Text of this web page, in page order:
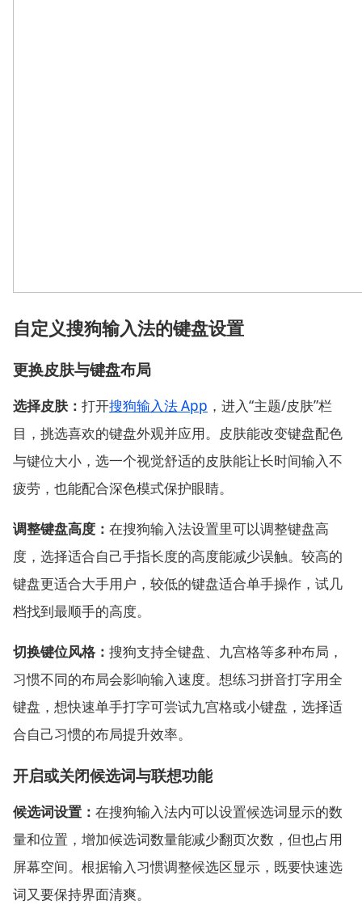
自定义搜狗输入法的键盘设置
更换皮肤与键盘布局
选择皮肤： 打开搜狗输入法 App ，进入“主题/皮肤”栏
目，挑选喜欢的键盘外观并应用。皮肤能改变键盘配色
与键位大小，选一个视觉舒适的皮肤能让长时间输入不
疲劳，也能配合深色模式保护眼睛。
调整键盘高度： 在搜狗输入法设置里可以调整键盘高
度，选择适合自己手指长度的高度能减少误触。较高的
键盘更适合大手用户，较低的键盘适合单手操作，试几
档找到最顺手的高度。
切换键位风格： 搜狗支持全键盘、九宫格等多种布局，
习惯不同的布局会影响输入速度。想练习拼音打字用全
键盘，想快速单手打字可尝试九宫格或小键盘，选择适
合自己习惯的布局提升效率。
开启或关闭候选词与联想功能
候选词设置： 在搜狗输入法内可以设置候选词显示的数
量和位置，增加候选词数量能减少翻页次数，但也占用
屏幕空间。根据输入习惯调整候选区显示，既要快速选
词又要保持界面清爽。